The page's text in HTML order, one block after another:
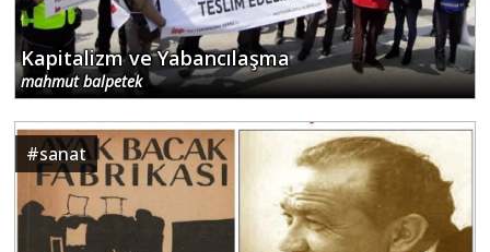
Kapitalizm ve Yabancılaşma
mahmut balpetek
#sanat